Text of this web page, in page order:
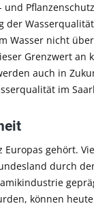
Wasser nicht
Grenzwert an
auch in
im
gehört.
durch
können